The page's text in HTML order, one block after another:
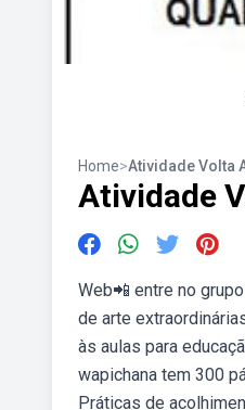
Home>Atividade Volta
Atividade
Web📲 entre no
de arte
às aulas para
wapichana tem 300
Práticas de